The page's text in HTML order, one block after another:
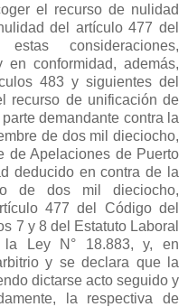
el recurso de nulidad
del artículo 477 del
consideraciones,
conformidad, además,
483 y siguientes del
recurso de unificación de
demandante contra la
de dos mil dieciocho,
de Apelaciones de Puerto
deducido en contra de la
de dos mil dieciocho,
477 del Código del
7 y 8 del Estatuto Laboral
Ley N° 18.883, y, en
y se declara que la
dictarse acto seguido y
la respectiva de